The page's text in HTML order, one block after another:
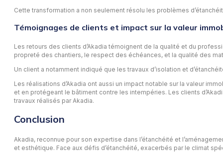
Cette transformation a non seulement résolu les problèmes
Témoignages de clients et impact sur la valeur
Les retours des clients d’Akadia témoignent de la qualité et du
propreté des chantiers, le respect des échéances, et la qualité des
Un client a notamment indiqué que les travaux d’isolation et
Les réalisations d’Akadia ont aussi un impact notable sur la valeur
et en protégeant le bâtiment contre les intempéries. Les clients
travaux réalisés par Akadia.
Conclusion
Akadia, reconnue pour son expertise dans l’étanchéité et
et esthétique. Face aux défis d’étanchéité, exacerbés par le climat